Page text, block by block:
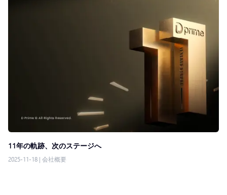
11年の軌跡、次のステージへ
2025-11-18 | 会社概要